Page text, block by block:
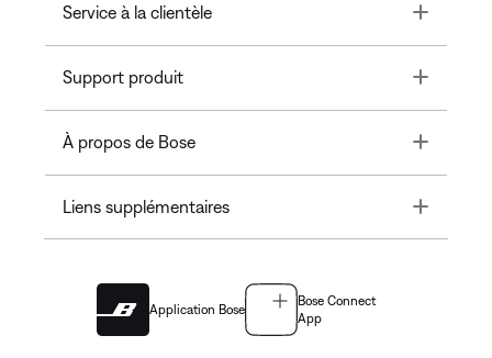
Service à la clientèle Toggle
Support produit Toggle
À propos de Bose Toggle
Liens supplémentaires Toggle
Application Bose
Bose Connect
App